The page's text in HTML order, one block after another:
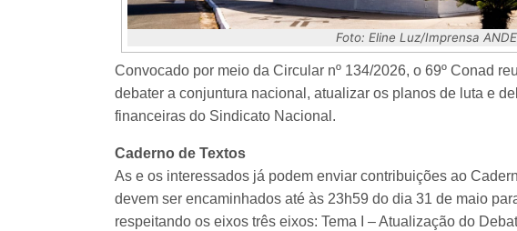
Foto: Eline Luz/Imprensa
Convocado por meio da Circular nº 134/2026, o 69º Conad
debater a conjuntura nacional, atualizar os planos de luta e
financeiras do Sindicato Nacional.
Caderno de Textos
As e os interessados já podem enviar contribuições ao
devem ser encaminhados até às 23h59 do dia 31 de maio
respeitando os eixos três eixos: Tema I – Atualização do